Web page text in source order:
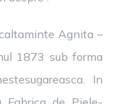
Agnita –
1873 sub forma
In